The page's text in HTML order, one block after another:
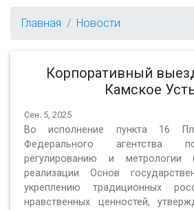
Главная Новости
Корпоративный
Камское
Сен. 5, 2025
Во исполнение пункта 16
Федерального агентства
регулированию и метрологии
реализации Основ
укреплению традиционных
нравственных ценностей,